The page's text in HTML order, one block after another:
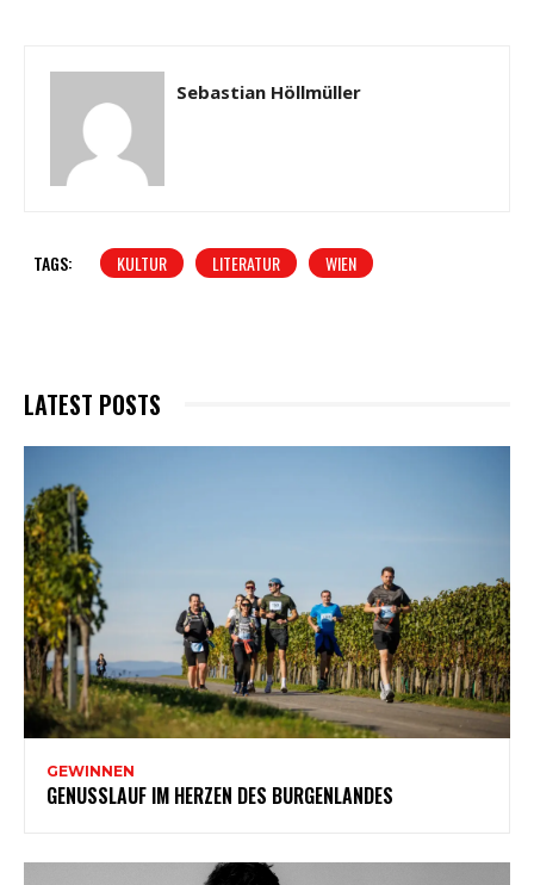
Sebastian Höllmüller
TAGS: KULTUR LITERATUR WIEN
LATEST POSTS
GEWINNEN
GENUSSLAUF IM HERZEN DES BURGENLANDES